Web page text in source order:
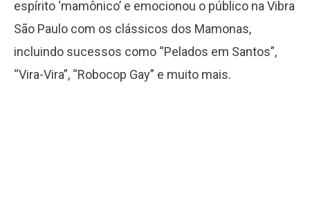
espírito ‘mamônico’ e emocionou o público na Vibra
São Paulo com os clássicos dos Mamonas,
incluindo sucessos como “Pelados em Santos”,
“Vira-Vira”, “Robocop Gay” e muito mais.